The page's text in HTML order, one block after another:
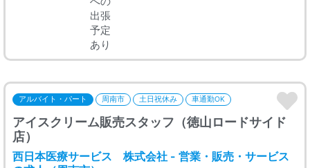
出張
予定
あり
アルバイト・パート 周南市 土日祝休み 車通勤OK
アイスクリーム販売スタッフ（徳山ロードサイド
店）
西日本医療サービス 株式会社 - 営業・販売・サービス